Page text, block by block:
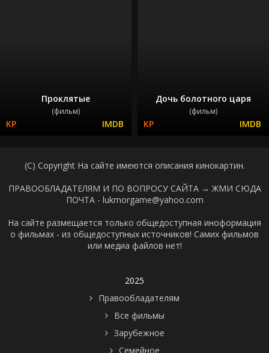
Проклятые
(фильм)
Дочь болотного царя
(фильм)
(C) Copyright На сайте имеются описания кинокартин.
ПРАВООБЛАДАТЕЛЯМ И ПО ВОПРОСУ САЙТА → ЖМИ СЮДА
ПОЧТА - lukmorgame@yahoo.com
На сайте размещается только общедоступная иноформация
о фильмах - из общедоступных источников! Самих фильмов
или медиа файлов нет!
2025
Правообладателям
Все фильмы
Зарубежное
Семейное